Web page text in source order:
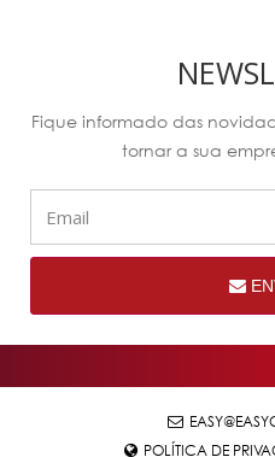
Fique informado das
tornar a sua
POLÍTICA DE